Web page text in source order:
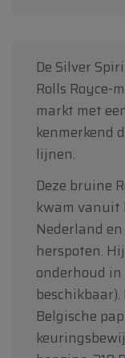
De Silver
Rolls Royce-
markt met
kenmerkend
lijnen.
Deze bruine
kwam vanuit
Nederland
herspoten.
onderhoud
Belgische